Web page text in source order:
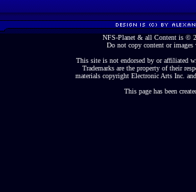
NFS-Planet & all Content is ©
Do not copy content or
This site is not endorsed by or affiliated
Trademarks are the property of their
materials copyright Electronic Arts Inc.
This page has been